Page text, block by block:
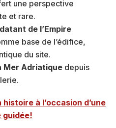
une perspective
et rare.
de l’Empire
base de l’édifice,
du site.
Mer Adriatique depuis
à l’occasion d’une
guidée!